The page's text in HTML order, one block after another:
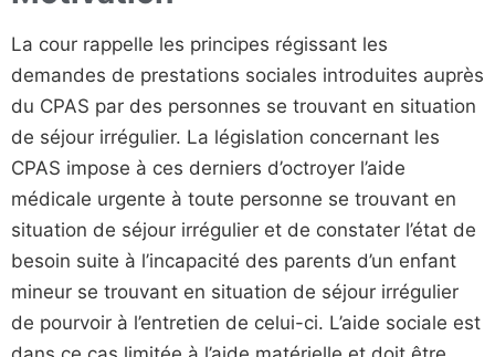
La cour rappelle les principes régissant les
demandes de prestations sociales introduites auprès
du CPAS par des personnes se trouvant en situation
de séjour irrégulier. La législation concernant les
CPAS impose à ces derniers d’octroyer l’aide
médicale urgente à toute personne se trouvant en
situation de séjour irrégulier et de constater l’état de
besoin suite à l’incapacité des parents d’un enfant
mineur se trouvant en situation de séjour irrégulier
de pourvoir à l’entretien de celui-ci. L’aide sociale est